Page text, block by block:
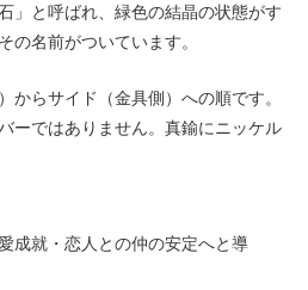
」と呼ばれ、緑色の結晶の状態がす
の名前がついています。
からサイド（金具側）への順です。
ーではありません。真鍮にニッケル
成就・恋人との仲の安定へと導